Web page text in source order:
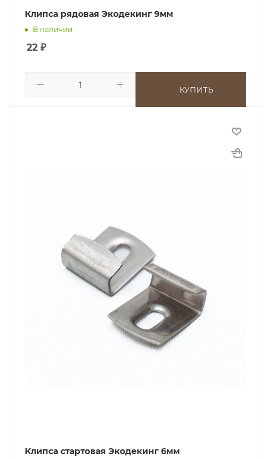
Клипса рядовая Экодекинг 9мм
В наличии
22 ₽
КУПИТЬ
Клипса стартовая Экодекинг 6мм